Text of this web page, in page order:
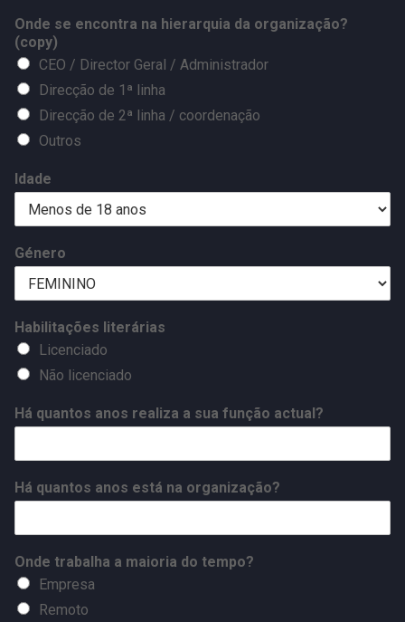
Onde se encontra na hierarquia da organização?
(copy)
CEO / Director Geral / Administrador
Direcção de 1ª linha
Direcção de 2ª linha / coordenação
Outros
Idade
Género
Habilitações literárias
Licenciado
Não licenciado
Há quantos anos realiza a sua função actual?
Há quantos anos está na organização?
Onde trabalha a maioria do tempo?
Empresa
Remoto